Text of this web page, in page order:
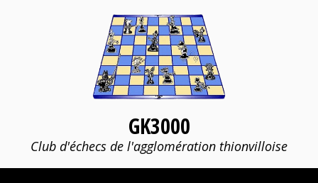
GK3000
Club d'échecs de l'agglomération thionvilloise